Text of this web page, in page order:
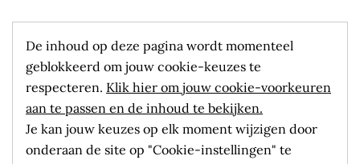
De inhoud op deze pagina wordt momenteel
geblokkeerd om jouw cookie-keuzes te
respecteren. Klik hier om jouw cookie-voorkeuren
aan te passen en de inhoud te bekijken.
Je kan jouw keuzes op elk moment wijzigen door
onderaan de site op "Cookie-instellingen" te